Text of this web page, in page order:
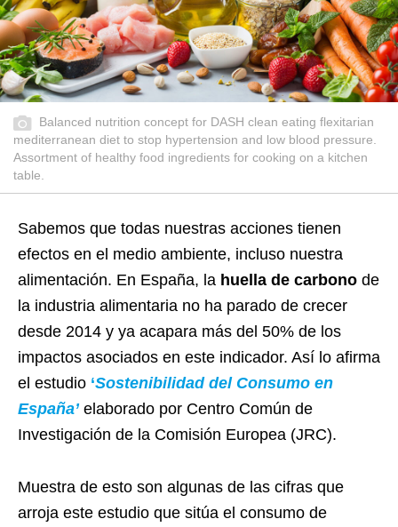
Balanced nutrition concept for DASH clean eating flexitarian
mediterranean diet to stop hypertension and low blood pressure.
Assortment of healthy food ingredients for cooking on a kitchen
table.
Sabemos que todas nuestras acciones tienen
efectos en el medio ambiente, incluso nuestra
alimentación. En España, la huella de carbono de
la industria alimentaria no ha parado de crecer
desde 2014 y ya acapara más del 50% de los
impactos asociados en este indicador. Así lo afirma
el estudio ‘Sostenibilidad del Consumo en
España’ elaborado por Centro Común de
Investigación de la Comisión Europea (JRC).
Muestra de esto son algunas de las cifras que
arroja este estudio que sitúa el consumo de